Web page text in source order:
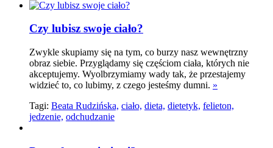
Czy lubisz swoje ciało?
Zwykle skupiamy się na tym, co burzy nasz wewnętrzny
obraz siebie. Przyglądamy się częściom ciała, których nie
akceptujemy. Wyolbrzymiamy wady tak, że przestajemy
widzieć to, co lubimy, z czego jesteśmy dumni. »
Tagi: Beata Rudzińska, ciało, dieta, dietetyk, felieton,
jedzenie, odchudzanie